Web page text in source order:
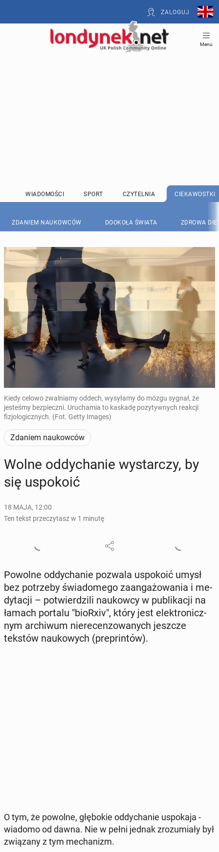
ZALOGUJ
Menu
WIADOMOŚCI SPORT CZYTELNIA CIEKAWOSTKI
ZDANIEM NAUKOWCÓW DOOKOŁA ŚWIATA ZDROWA
Kiedy celowo zwalniamy oddech, wysyłamy do mózgu sygnał, że
jesteśmy bezpieczni. Uruchamia to kaskadę pozytywnych reakcji
fizjologicznych. (Fot. Getty Images)
Zdaniem naukowców
Wolne od­dy­cha­nie wy­star­czy, by
się uspo­ko­ić
18 MAJA, 12:00
Ten tekst przeczytasz w 1 minutę
Powolne od­dy­cha­nie pozwala uspo­ko­ić umysł
bez po­trze­by świa­do­me­go za­an­ga­żo­wa­nia i me­
dy­ta­cji – po­twier­dzi­li na­ukow­cy w pu­bli­ka­cji na
łamach portalu "bioRxiv", który jest elek­tro­nicz­
nym ar­chi­wum nie­re­cen­zo­wa­nych jeszcze
tekstów na­uko­wych (pre­prin­tów).
O tym, że powolne, głę­bo­kie od­dy­cha­nie uspo­ka­ja -
wiadomo od dawna. Nie w pełni jednak zro­zu­mia­ły był
zwią­za­ny z tym me­cha­nizm.